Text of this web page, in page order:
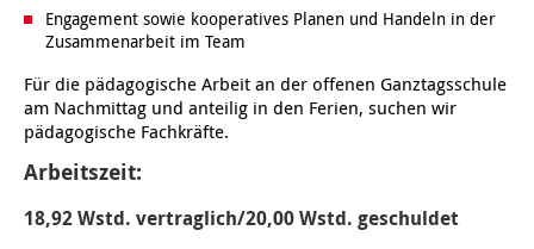
Ortsverein Bredenbeck
Ortsverein Berenbostel
Ortsverein Burgdorf
Ortsverein Engelbostel-Schulenburg
Kindertagesstätte Große Pranke
Kindertagesstätte Herbartstraße
Krippe Höltystraße
Kindertagesstätte Gehägestraße
Kindertagesstätte Gorch-Fock-Straße
Kindertagesstätte Gottfried-Keller-Straße /
Familienzentrum
Kindertagesstätte Große Pranke
Kindertagesstätte Schweriner Straße /
Familienzentrum
Außenstelle Hort Stenhusenstraße
Kindertagesstätte Sylter Weg
Stretch und Relax
Fitness für Frauen
Wegweiser Seniorenkompass
Infotelefon
Migrationsberatung für junge Menschen
Interkulturelle Beratung für ältere Menschen
Engagement sowie kooperatives Planen und Handeln in der
Zusammenarbeit im Team
Für die pädagogische Arbeit an der offenen Ganztagsschule
am Nachmittag und anteilig in den Ferien, suchen wir
pädagogische Fachkräfte.
Arbeitszeit:
18,92 Wstd. vertraglich/20,00 Wstd. geschuldet